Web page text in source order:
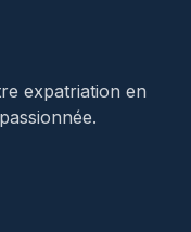
expatriation en